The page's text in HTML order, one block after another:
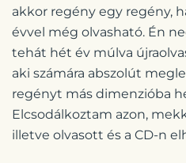
akkor regény egy regény,
évvel még olvasható. Én
tehát hét év múlva
aki számára abszolút
regényt más dimenzióba
Elcsodálkoztam azon,
illetve olvasott és a CD-n